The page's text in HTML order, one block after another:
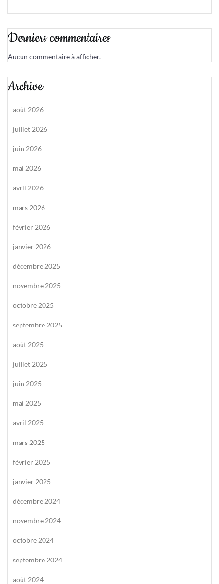
Derniers commentaires
Aucun commentaire à afficher.
Archive
août 2026
juillet 2026
juin 2026
mai 2026
avril 2026
mars 2026
février 2026
janvier 2026
décembre 2025
novembre 2025
octobre 2025
septembre 2025
août 2025
juillet 2025
juin 2025
mai 2025
avril 2025
mars 2025
février 2025
janvier 2025
décembre 2024
novembre 2024
octobre 2024
septembre 2024
août 2024